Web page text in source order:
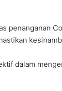
penanganan
dalam